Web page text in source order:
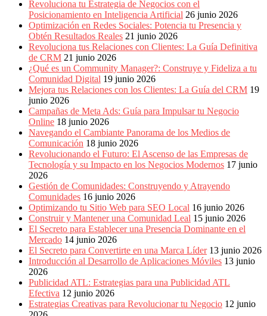
Revoluciona tu Estrategia de Negocios con el
Posicionamiento en Inteligencia Artificial 26 junio 2026
Optimización en Redes Sociales: Potencia tu Presencia y
Obtén Resultados Reales 21 junio 2026
Revoluciona tus Relaciones con Clientes: La Guía Definitiva
de CRM 21 junio 2026
¿Qué es un Community Manager?: Construye y Fideliza a tu
Comunidad Digital 19 junio 2026
Mejora tus Relaciones con los Clientes: La Guía del CRM 19
junio 2026
Campañas de Meta Ads: Guía para Impulsar tu Negocio
Online 18 junio 2026
Navegando el Cambiante Panorama de los Medios de
Comunicación 18 junio 2026
Revolucionando el Futuro: El Ascenso de las Empresas de
Tecnología y su Impacto en los Negocios Modernos 17 junio
2026
Gestión de Comunidades: Construyendo y Atrayendo
Comunidades 16 junio 2026
Optimizando tu Sitio Web para SEO Local 16 junio 2026
Construir y Mantener una Comunidad Leal 15 junio 2026
El Secreto para Establecer una Presencia Dominante en el
Mercado 14 junio 2026
El Secreto para Convertirte en una Marca Líder 13 junio 2026
Introducción al Desarrollo de Aplicaciones Móviles 13 junio
2026
Publicidad ATL: Estrategias para una Publicidad ATL
Efectiva 12 junio 2026
Estrategias Creativas para Revolucionar tu Negocio 12 junio